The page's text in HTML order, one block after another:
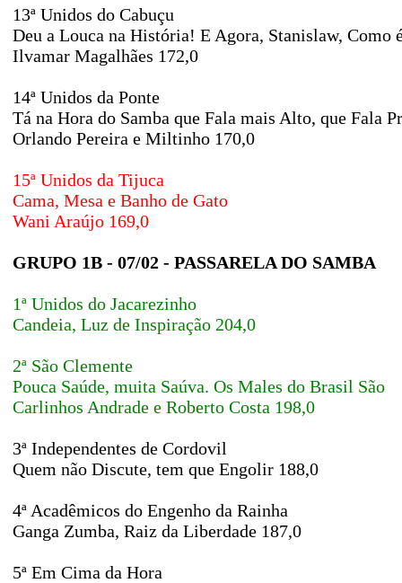
13ª Unidos do Cabuçu
Deu a Louca na História! E Agora, Stanislaw, Como
Ilvamar Magalhães 172,0
14ª Unidos da Ponte
Tá na Hora do Samba que Fala mais Alto, que Fala
Orlando Pereira e Miltinho 170,0
15ª Unidos da Tijuca
Cama, Mesa e Banho de Gato
Wani Araújo 169,0
GRUPO 1B - 07/02 - PASSARELA DO SAMBA
1ª Unidos do Jacarezinho
Candeia, Luz de Inspiração 204,0
2ª São Clemente
Pouca Saúde, muita Saúva. Os Males do Brasil São
Carlinhos Andrade e Roberto Costa 198,0
3ª Independentes de Cordovil
Quem não Discute, tem que Engolir 188,0
4ª Acadêmicos do Engenho da Rainha
Ganga Zumba, Raiz da Liberdade 187,0
5ª Em Cima da Hora